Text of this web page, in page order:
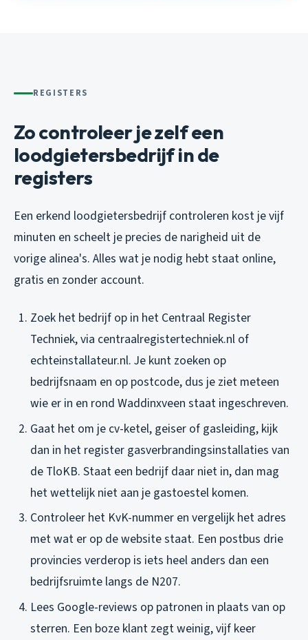
REGISTERS
Zo controleer je zelf een
loodgietersbedrijf in de
registers
Een erkend loodgietersbedrijf controleren kost je vijf
minuten en scheelt je precies de narigheid uit de
vorige alinea's. Alles wat je nodig hebt staat online,
gratis en zonder account.
Zoek het bedrijf op in het Centraal Register
Techniek, via centraalregistertechniek.nl of
echteinstallateur.nl. Je kunt zoeken op
bedrijfsnaam en op postcode, dus je ziet meteen
wie er in en rond Waddinxveen staat ingeschreven.
Gaat het om je cv-ketel, geiser of gasleiding, kijk
dan in het register gasverbrandingsinstallaties van
de TloKB. Staat een bedrijf daar niet in, dan mag
het wettelijk niet aan je gastoestel komen.
Controleer het KvK-nummer en vergelijk het adres
met wat er op de website staat. Een postbus drie
provincies verderop is iets heel anders dan een
bedrijfsruimte langs de N207.
Lees Google-reviews op patronen in plaats van op
sterren. Een boze klant zegt weinig, vijf keer